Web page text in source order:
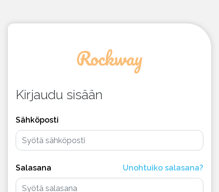
Kirjaudu sisään
Sähköposti
Salasana Unohtuiko salasana?